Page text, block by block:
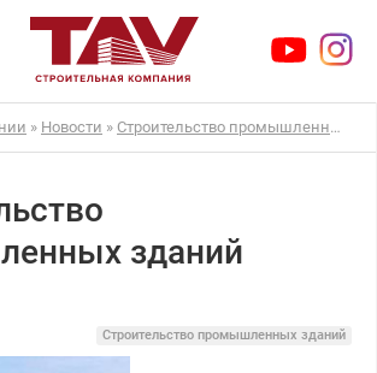
» Новости » Строительство промышленных зданий
зданий
Строительство промышленных зданий